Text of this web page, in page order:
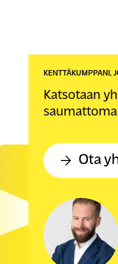
KENTTÄKUMPPANI,
Katsotaan
Ota